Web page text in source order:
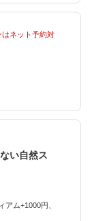
ネット予約対
い自然ス
ム+1000円、